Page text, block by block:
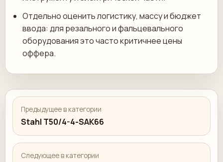
Отдельно оценить логистику, массу и бюджет
ввода: для резального и фальцевального
оборудования это часто критичнее цены
оффера.
Предыдущее в категории
Stahl T50/4-4-SAK66
Следующее в категории